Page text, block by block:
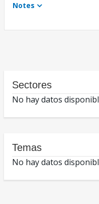
Notes
Sectores
No hay datos
Temas
No hay datos